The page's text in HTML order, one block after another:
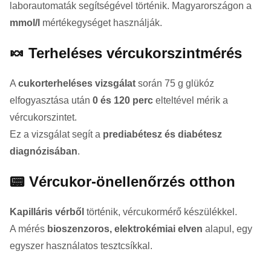
laborautomaták segítségével történik. Magyarországon a
mmol/l mértékegységet használják.
🍬 Terheléses vércukorszintmérés
A cukorterheléses vizsgálat során 75 g glükóz
elfogyasztása után 0 és 120 perc elteltével mérik a
vércukorszintet.
Ez a vizsgálat segít a prediabétesz és diabétesz
diagnózisában.
📟 Vércukor-önellenőrzés otthon
Kapilláris vérből történik, vércukormérő készülékkel.
A mérés bioszenzoros, elektrokémiai elven alapul, egy
egyszer használatos tesztcsíkkal.